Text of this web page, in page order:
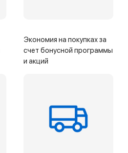
Экономия на покупках за
счет бонусной программы
и акций